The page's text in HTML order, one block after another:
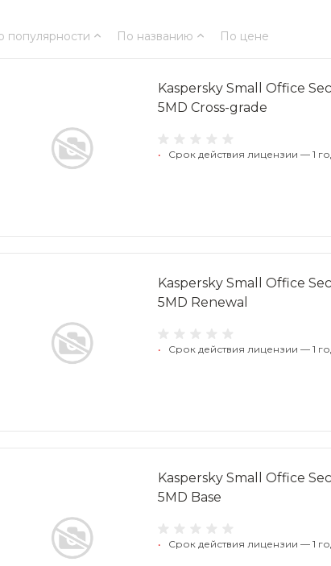
популярности По названию По цене
Kaspersky Small Office
5MD Cross-grade
• Срок действия лицензии — 1
Kaspersky Small Office
5MD Renewal
• Срок действия лицензии — 1
Kaspersky Small Office
5MD Base
• Срок действия лицензии — 1